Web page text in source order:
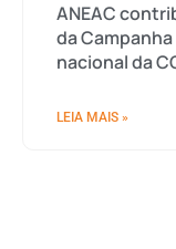
ANEAC
da
nacional da
LEIA MAIS »